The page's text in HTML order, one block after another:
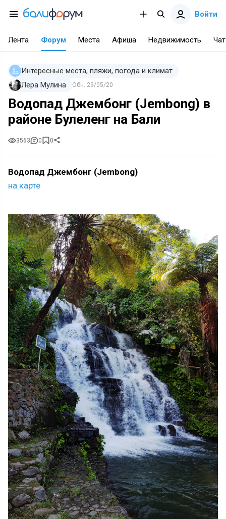
Войти
Лента Форум Места Афиша Недвижимость Чат
Интересные места, пляжи, погода и климат
Лера Мулина
Обн. 29/05/20
Водопад Джембонг (Jembong) в
районе Булеленг на Бали
3563 0 0
Водопад Джембонг (Jembong)
на карте